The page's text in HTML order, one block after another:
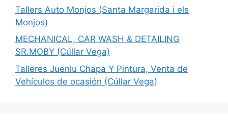
Tallers Auto Monjos (Santa Margarida i els
Monjos)
MECHANICAL, CAR WASH & DETAILING
SR.MOBY (Cúllar Vega)
Talleres Juenlu Chapa Y Pintura, Venta de
Vehículos de ocasión (Cúllar Vega)